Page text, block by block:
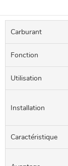
Carburant
Fonction
Utilisation
Installation
Caractéristique